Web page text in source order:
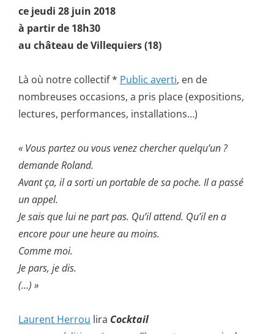
ce jeudi 28 juin 2018
à partir de 18h30
au château de Villequiers (18)
Là où notre collectif * Public averti, en de
nombreuses occasions, a pris place (expositions,
lectures, performances, installations…)
« Vous partez ou vous venez chercher quelqu’un ?
demande Roland.
Avant ça, il a sorti un portable de sa poche. Il a passé
un appel.
Je sais que lui ne part pas. Qu’il attend. Qu’il en a
encore pour une heure au moins.
Comme moi.
Je pars, je dis.
(…) »
Laurent Herrou lira Cocktail